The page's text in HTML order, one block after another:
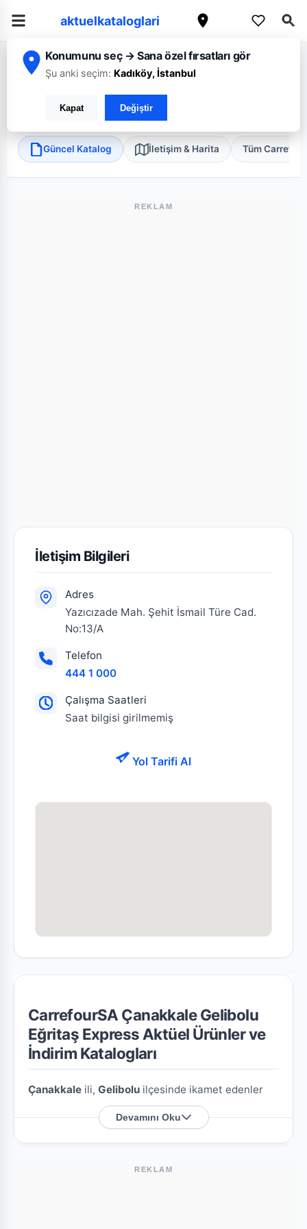
aktuelkataloglari
Konumunu seç → Sana özel fırsatları gör
Şu anki seçim: Kadıköy, İstanbul
Kapat Değiştir
Ana Sayfa/Çanakkale/CarrefourSA/Çanakkale Gelibolu Eğritaş
Gelibolu, Çanakkale
Güncel Katalog İletişim & Harita Tüm
REKLAM
İletişim Bilgileri
Adres
Yazıcızade Mah. Şehit İsmail Türe Cad.
No:13/A
Telefon
444 1 000
Çalışma Saatleri
Saat bilgisi girilmemiş
Yol Tarifi Al
CarrefourSA Çanakkale Gelibolu
Eğritaş Express Aktüel Ürünler ve
İndirim Katalogları
Çanakkale ili, Gelibolu ilçesinde ikamet edenler
CarrefourSA Çanakkale Gelibolu Eğritaş
şubesine özel en güncel indirim
broşürlerini ve aktüel ürün fırsatlarını bu sayfada
Devamını Oku
REKLAM